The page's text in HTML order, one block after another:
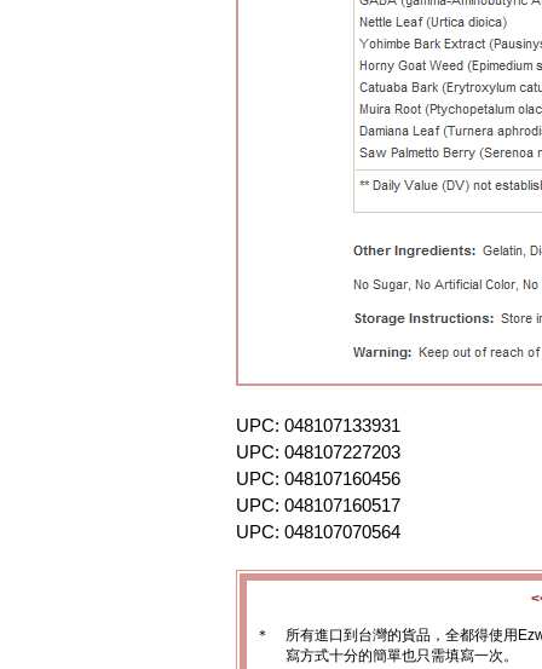
UPC: 048107133931
UPC: 048107227203
UPC: 048107160456
UPC: 048107160517
UPC: 048107070564
＊
所有進口到台灣的貨品，全都得使用
寫方式十分的簡單也只需填寫一次。